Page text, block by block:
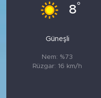
8°
Güneşli
Nem: %73
Rüzgar: 16 km/h